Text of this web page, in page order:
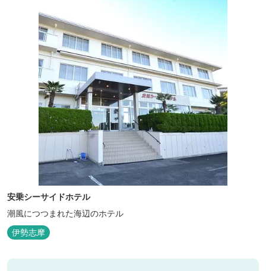
安乗シーサイドホテル
潮風につつまれた海辺のホテル
伊勢志摩